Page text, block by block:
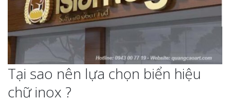
Tại sao nên lựa chọn biển hiệu
chữ inox ?